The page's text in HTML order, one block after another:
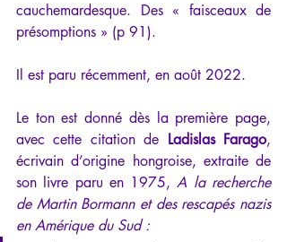
cauchemardesque. Des « faisceaux de
présomptions » (p 91).
Il est paru récemment, en août 2022.
Le ton est donné dès la première page,
avec cette citation de Ladislas Farago,
écrivain d’origine hongroise, extraite de
son livre paru en 1975, A la recherche
de Martin Bormann et des rescapés nazis
en Amérique du Sud :